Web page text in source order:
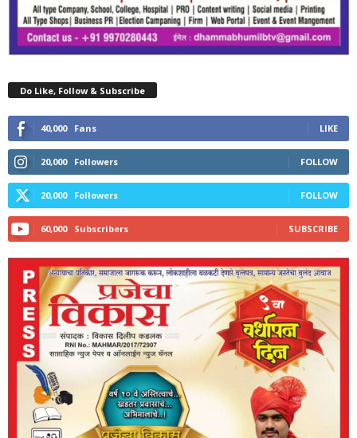
Do Like, Follow & Subscribe
40,000 Fans LIKE
20,000 Followers FOLLOW
20,000 Followers FOLLOW
60,000 Subscribers SUBSCRIBE